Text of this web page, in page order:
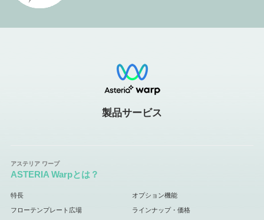
製品サービス
ASTERIA Warpとは？
特長 オプション機能
フローテンプレート広場 ラインナップ・価格